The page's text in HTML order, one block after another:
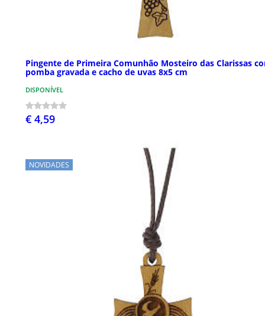
Pingente de Primeira Comunhão Mosteiro das Clarissas
pomba gravada e cacho de uvas 8x5 cm
DISPONÍVEL
€ 4,59
NOVIDADES